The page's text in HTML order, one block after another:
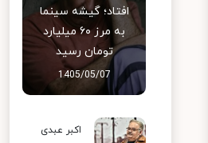
افتاد؛ گیشه سینما
به مرز ۶۰ میلیارد
تومان رسید
1405/05/07
اکبر عبدی